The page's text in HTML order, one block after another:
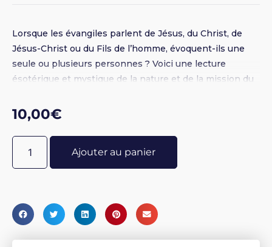
Lorsque les évangiles parlent de Jésus, du Christ, de
Jésus-Christ ou du Fils de l’homme, évoquent-ils une
seule ou plusieurs personnes ? Voici une lecture
ésotérique et mystique de la nature et de la mission du
a souffert et est mort sur la Croix, le Christ, de par sa
nature divine, ne pouvait ni souffrir ni mourir.
10,00€
Ajouter au panier